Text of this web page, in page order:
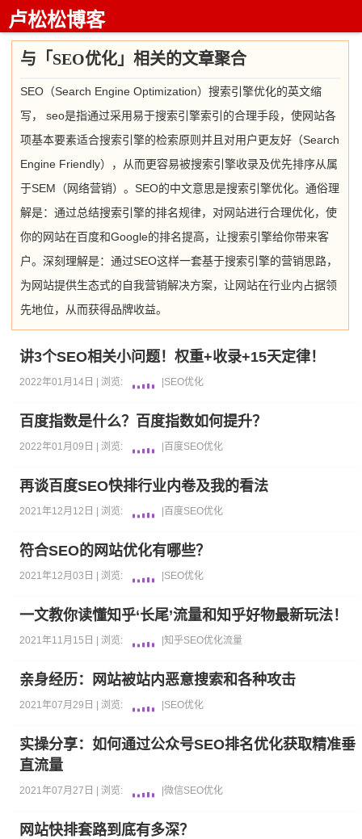
卢松松博客
与「SEO优化」相关的文章聚合
SEO（Search Engine Optimization）搜索引擎优化的英文缩
写， seo是指通过采用易于搜索引擎索引的合理手段，使网站各
项基本要素适合搜索引擎的检索原则并且对用户更友好（Search
Engine Friendly），从而更容易被搜索引擎收录及优先排序从属
于SEM（网络营销）。SEO的中文意思是搜索引擎优化。通俗理
解是：通过总结搜索引擎的排名规律，对网站进行合理优化，使
你的网站在百度和Google的排名提高，让搜索引擎给你带来客
户。深刻理解是：通过SEO这样一套基于搜索引擎的营销思路，
为网站提供生态式的自我营销解决方案，让网站在行业内占据领
先地位，从而获得品牌收益。
讲3个SEO相关小问题！权重+收录+15天定律！
2022年01月14日 | 浏览: SEO优化
百度指数是什么？百度指数如何提升？
2022年01月09日 | 浏览: 百度SEO优化
再谈百度SEO快排行业内卷及我的看法
2021年12月12日 | 浏览: 百度SEO优化
符合SEO的网站优化有哪些？
2021年12月03日 | 浏览: SEO优化
一文教你读懂知乎‘长尾’流量和知乎好物最新玩法！
2021年11月15日 | 浏览: |知乎SEO优化流量
亲身经历：网站被站内恶意搜索和各种攻击
2021年07月29日 | 浏览: SEO优化
实操分享：如何通过公众号SEO排名优化获取精准垂
直流量
2021年07月27日 | 浏览: |微信SEO优化
网站快排套路到底有多深？